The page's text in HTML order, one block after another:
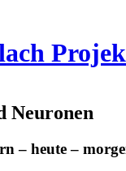
Neuronen
– heute –